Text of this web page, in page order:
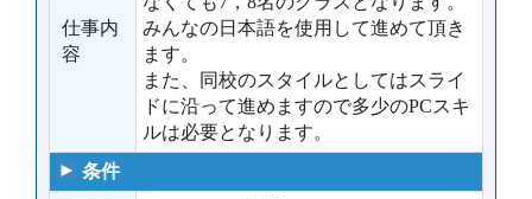
仕事内
容
みんなの日本語を使用して進めて頂き
ます。
また、同校のスタイルとしてはスライ
ドに沿って進めますので多少のPCスキ
ルは必要となります。
条件